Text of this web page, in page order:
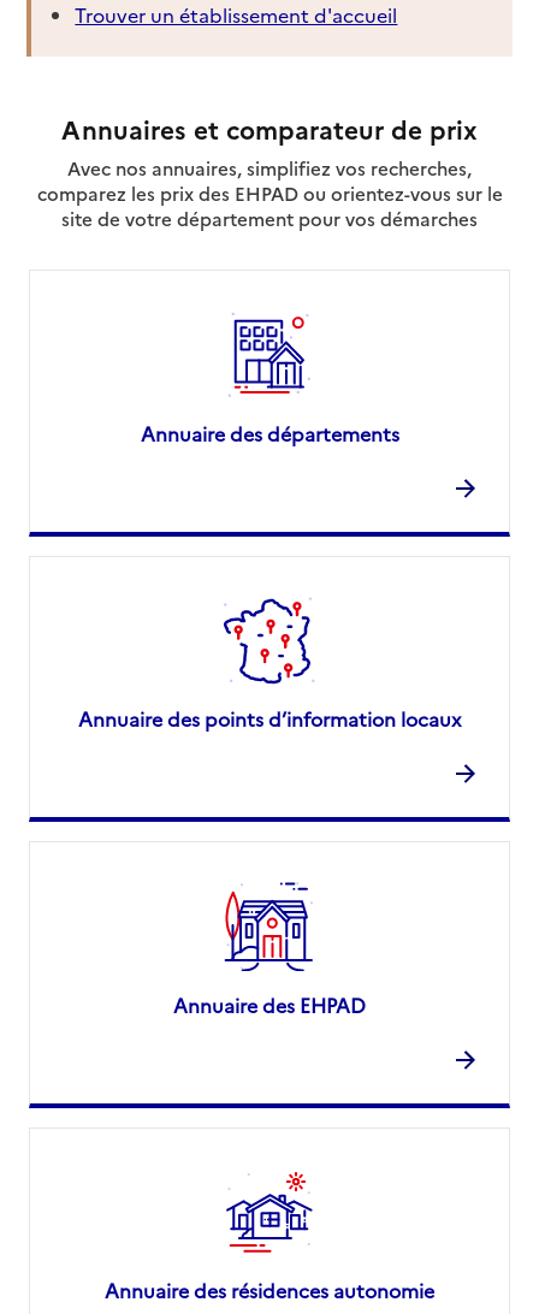
Trouver un établissement d'accueil
Annuaires et comparateur de prix
Avec nos annuaires, simplifiez vos recherches,
comparez les prix des EHPAD ou orientez-vous sur le
site de votre département pour vos démarches
Annuaire des départements
Annuaire des points d’information locaux
Annuaire des EHPAD
Annuaire des résidences autonomie